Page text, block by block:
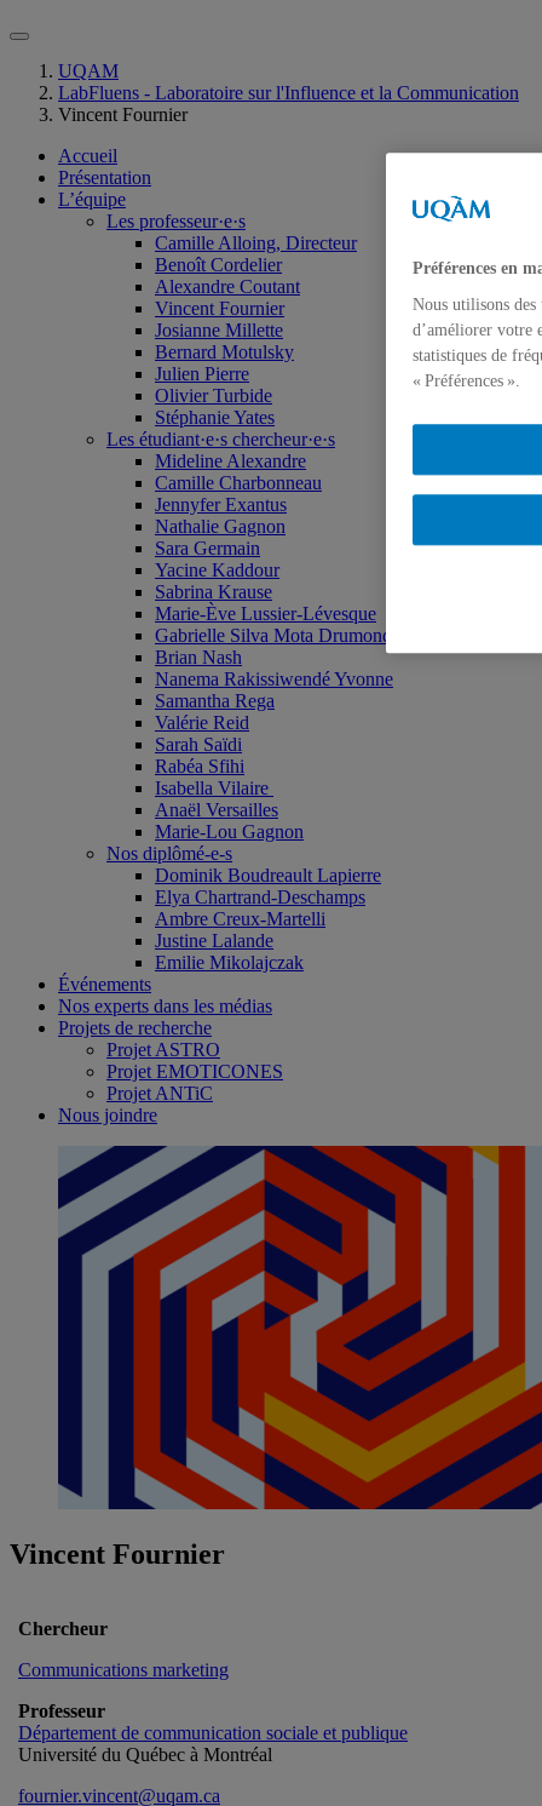
UQAM
LabFluens - Laboratoire sur l'Influence et la Communication
Vincent Fournier
Accueil
Présentation
L’équipe
Les professeur·e·s
Camille Alloing, Directeur
Benoît Cordelier
Alexandre Coutant
Vincent Fournier
Josianne Millette
Bernard Motulsky
Julien Pierre
Olivier Turbide
Stéphanie Yates
Les étudiant·e·s chercheur·e·s
Mideline Alexandre
Camille Charbonneau
Jennyfer Exantus
Nathalie Gagnon
Sara Germain
Yacine Kaddour
Sabrina Krause
Marie-Ève Lussier-Lévesque
Gabrielle Silva Mota Drumond
Brian Nash
Nanema Rakissiwendé Yvonne
Samantha Rega
Valérie Reid
Sarah Saïdi
Rabéa Sfihi
Isabella Vilaire
Anaël Versailles
Marie-Lou Gagnon
Nos diplômé-e-s
Dominik Boudreault Lapierre
Elya Chartrand-Deschamps
Ambre Creux-Martelli
Justine Lalande
Emilie Mikolajczak
Événements
Nos experts dans les médias
Projets de recherche
Projet ASTRO
Projet EMOTICONES
Projet ANTiC
Nous joindre
Vincent Fournier
Chercheur
Communications marketing
Professeur
Département de communication sociale et publique
Université du Québec à Montréal
fournier.vincent@uqam.ca
Préférences en
Nous utilisons
d’améliorer votre
statistiques de
« Préférences ».